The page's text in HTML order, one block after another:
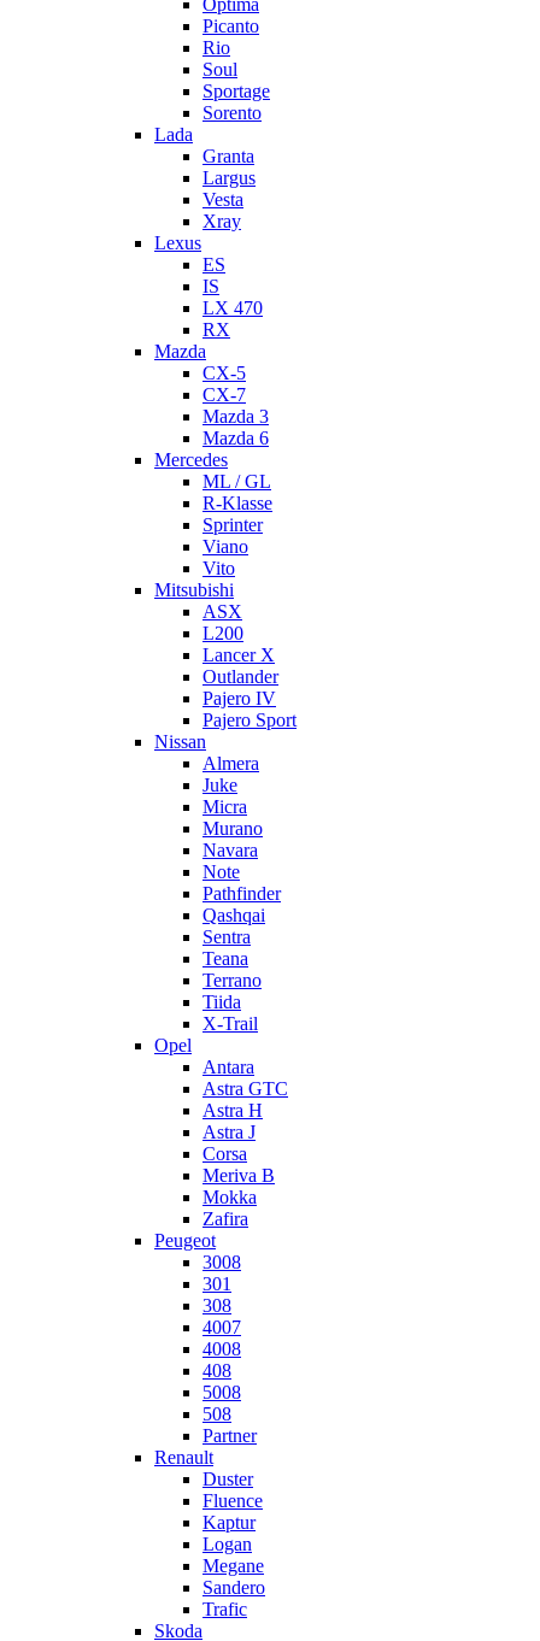
Optima
Picanto
Rio
Soul
Sportage
Sorento
Lada
Granta
Largus
Vesta
Xray
Lexus
ES
IS
LX 470
RX
Mazda
CX-5
CX-7
Mazda 3
Mazda 6
Mercedes
ML / GL
R-Klasse
Sprinter
Viano
Vito
Mitsubishi
ASX
L200
Lancer X
Outlander
Pajero IV
Pajero Sport
Nissan
Almera
Juke
Micra
Murano
Navara
Note
Pathfinder
Qashqai
Sentra
Teana
Terrano
Tiida
X-Trail
Opel
Antara
Astra GTC
Astra H
Astra J
Corsa
Meriva B
Mokka
Zafira
Peugeot
3008
301
308
4007
4008
408
5008
508
Partner
Renault
Duster
Fluence
Kaptur
Logan
Megane
Sandero
Trafic
Skoda